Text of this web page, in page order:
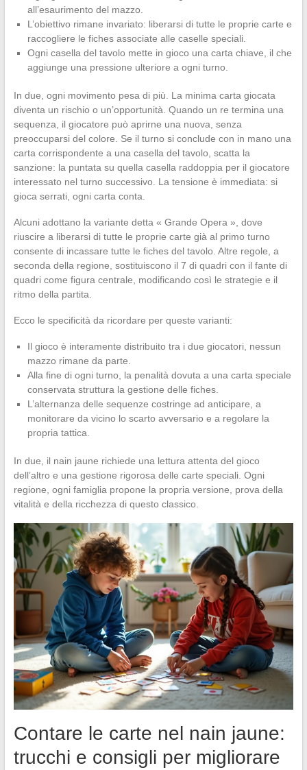
all’esaurimento del mazzo.
L’obiettivo rimane invariato: liberarsi di tutte le proprie carte e
raccogliere le fiches associate alle caselle speciali.
Ogni casella del tavolo mette in gioco una carta chiave, il che
aggiunge una pressione ulteriore a ogni turno.
In due, ogni movimento pesa di più. La minima carta giocata
diventa un rischio o un’opportunità. Quando un re termina una
sequenza, il giocatore può aprirne una nuova, senza
preoccuparsi del colore. Se il turno si conclude con in mano una
carta corrispondente a una casella del tavolo, scatta la
sanzione: la puntata su quella casella raddoppia per il giocatore
interessato nel turno successivo. La tensione è immediata: si
gioca serrati, ogni carta conta.
Alcuni adottano la variante detta « Grande Opera », dove
riuscire a liberarsi di tutte le proprie carte già al primo turno
consente di incassare tutte le fiches del tavolo. Altre regole, a
seconda della regione, sostituiscono il 7 di quadri con il fante di
quadri come figura centrale, modificando così le strategie e il
ritmo della partita.
Ecco le specificità da ricordare per queste varianti:
Il gioco è interamente distribuito tra i due giocatori, nessun
mazzo rimane da parte.
Alla fine di ogni turno, la penalità dovuta a una carta speciale
conservata struttura la gestione delle fiches.
L’alternanza delle sequenze costringe ad anticipare, a
monitorare da vicino lo scarto avversario e a regolare la
propria tattica.
In due, il nain jaune richiede una lettura attenta del gioco
dell’altro e una gestione rigorosa delle carte speciali. Ogni
regione, ogni famiglia propone la propria versione, prova della
vitalità e della ricchezza di questo classico.
Contare le carte nel nain jaune:
trucchi e consigli per migliorare